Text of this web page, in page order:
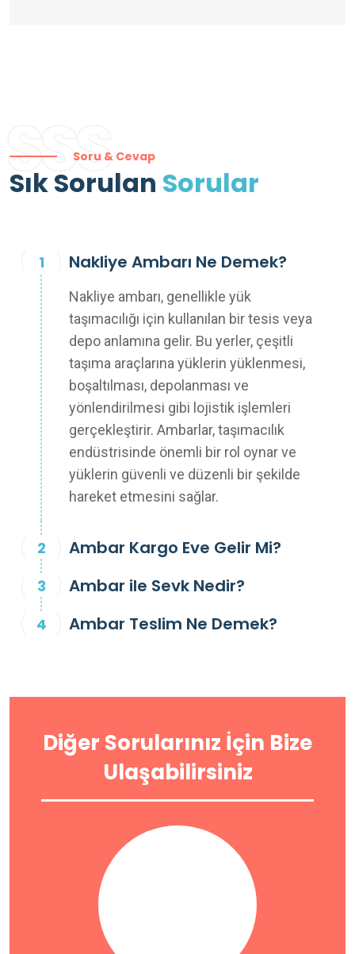
SSSSoru & Cevap
Sık Sorulan Sorular
Nakliye Ambarı Ne Demek?
Nakliye ambarı, genellikle yük
taşımacılığı için kullanılan bir tesis veya
depo anlamına gelir. Bu yerler, çeşitli
taşıma araçlarına yüklerin yüklenmesi,
boşaltılması, depolanması ve
yönlendirilmesi gibi lojistik işlemleri
gerçekleştirir. Ambarlar, taşımacılık
endüstrisinde önemli bir rol oynar ve
yüklerin güvenli ve düzenli bir şekilde
hareket etmesini sağlar.
Ambar Kargo Eve Gelir Mi?
Ambar ile Sevk Nedir?
Ambar Teslim Ne Demek?
Diğer Sorularınız İçin Bize
Ulaşabilirsiniz